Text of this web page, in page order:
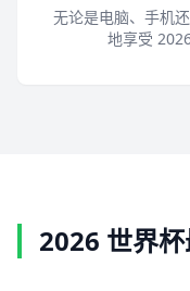
无论是电脑、手机
地享受
2026 世界